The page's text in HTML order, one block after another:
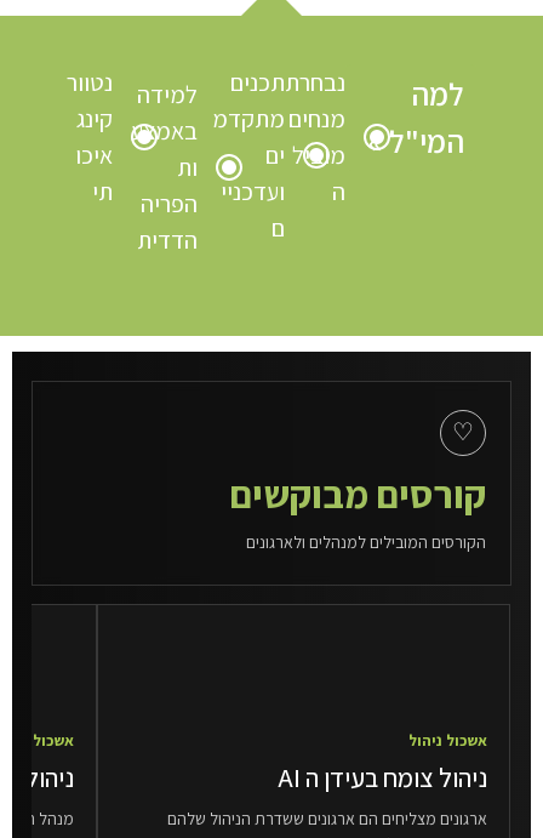
למה
המי"ל »
נבחרת
מנחים
מוביל
ה
תכנים
מתקדמ
ים
ועדכניי
ם
למידה
באמצע
ות
הפריה
הדדית
נטוור
קינג
איכו
תי
♡
קורסים מבוקשים
הקורסים המובילים למנהלים ולארגונים
אשכול ניהול
ניהול צומח בעידן ה AI
ארגונים מצליחים הם ארגונים ששדרת הניהול שלהם
אשכול
ניהול
מנהל